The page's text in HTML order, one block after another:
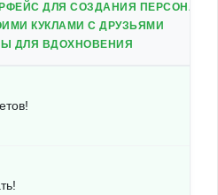
ДЛЯ СОЗДАНИЯ ПЕРСОНАЖЕЙ
КУКЛАМИ С ДРУЗЬЯМИ
ДЛЯ ВДОХНОВЕНИЯ